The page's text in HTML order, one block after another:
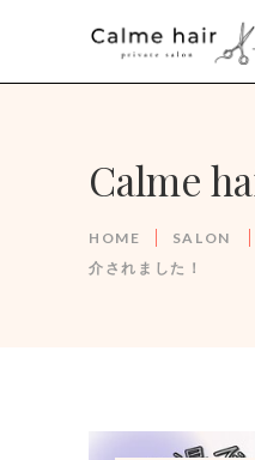
Calme
HOME SALON
介されました！